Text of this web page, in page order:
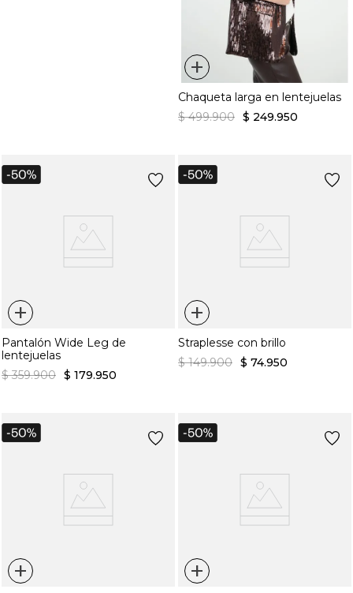
+
Chaqueta larga en lentejuelas
$ 499.900 $ 249.950
+
Pantalón Wide Leg de
lentejuelas
$ 359.900 $ 179.950
+
Straplesse con brillo
$ 149.900 $ 74.950
+ +